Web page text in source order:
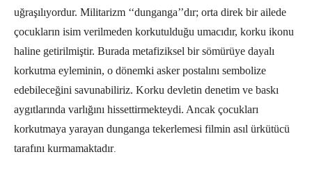
uğraşılıyordur. Militarizm ‘‘dunganga’’dır; orta direk bir ailede
çocukların isim verilmeden korkutulduğu umacıdır, korku ikonu
haline getirilmiştir. Burada metafiziksel bir sömürüye dayalı
korkutma eyleminin, o dönemki asker postalını sembolize
edebileceğini savunabiliriz. Korku devletin denetim ve baskı
aygıtlarında varlığını hissettirmekteydi. Ancak çocukları
korkutmaya yarayan dunganga tekerlemesi filmin asıl ürkütücü
tarafını kurmamaktadır.